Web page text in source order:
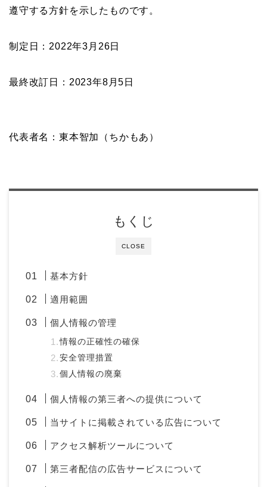
遵守する方針を示したものです。
制定日：2022年3月26日
最終改訂日：2023年8月5日
代表者名：東本智加（ちかもあ）
CLOSE
もくじ
基本方針
適用範囲
個人情報の管理
情報の正確性の確保
安全管理措置
個人情報の廃棄
個人情報の第三者への提供について
当サイトに掲載されている広告について
アクセス解析ツールについて
第三者配信の広告サービスについて